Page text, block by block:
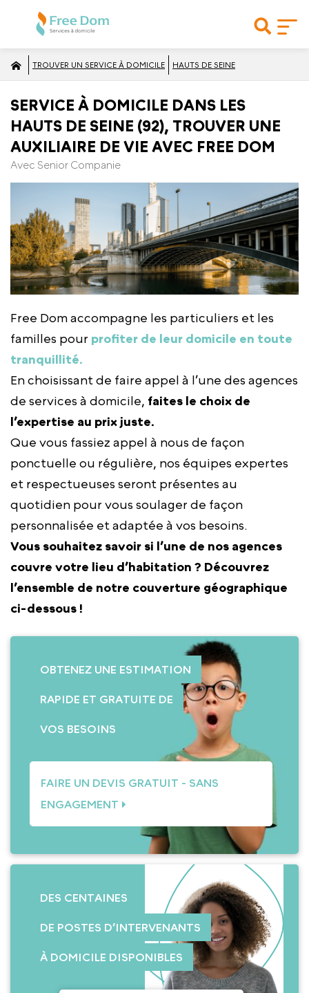
TROUVER UN SERVICE À DOMICILE HAUTS DE SEINE
SERVICE À DOMICILE DANS LES
HAUTS DE SEINE (92), TROUVER UNE
AUXILIAIRE DE VIE AVEC FREE DOM
Avec Senior Companie
Free Dom accompagne les particuliers et les
familles pour profiter de leur domicile en toute
tranquillité.
En choisissant de faire appel à l’une des agences
de services à domicile, faites le choix de
l’expertise au prix juste.
Que vous fassiez appel à nous de façon
ponctuelle ou régulière, nos équipes expertes
et respectueuses seront présentes au
quotidien pour vous soulager de façon
personnalisée et adaptée à vos besoins.
Vous souhaitez savoir si l’une de nos agences
couvre votre lieu d’habitation ? Découvrez
l’ensemble de notre couverture géographique
ci-dessous !
OBTENEZ UNE ESTIMATION
RAPIDE ET GRATUITE DE
VOS BESOINS
FAIRE UN DEVIS GRATUIT - SANS
ENGAGEMENT
DES CENTAINES
DE POSTES D’INTERVENANTS
À DOMICILE DISPONIBLES